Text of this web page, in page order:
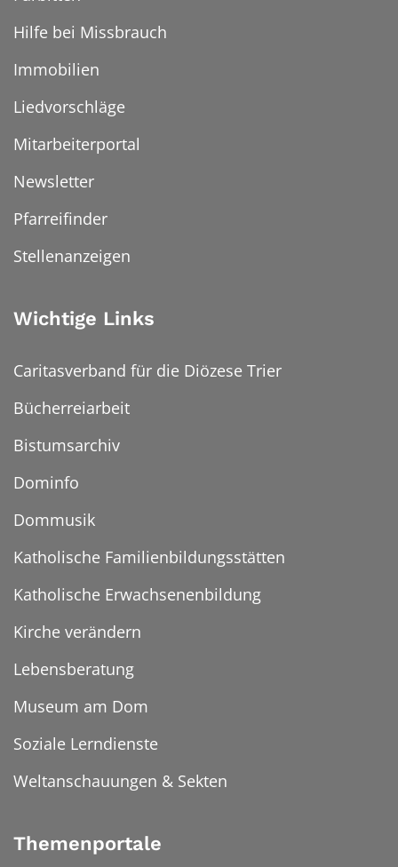
Hilfe bei Missbrauch
Immobilien
Liedvorschläge
Mitarbeiterportal
Newsletter
Pfarreifinder
Stellenanzeigen
Wichtige Links
Caritasverband für die Diözese Trier
Bücherreiarbeit
Bistumsarchiv
Dominfo
Dommusik
Katholische Familienbildungsstätten
Katholische Erwachsenenbildung
Kirche verändern
Lebensberatung
Museum am Dom
Soziale Lerndienste
Weltanschauungen & Sekten
Themenportale